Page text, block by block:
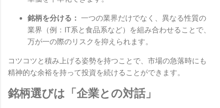
銘柄を分ける： 一つの業界だけでなく、異なる性質の
業界（例：IT系と食品系など）を組み合わせることで、
万が一の際のリスクを抑えられます。
コツコツと積み上げる姿勢を持つことで、市場の急落時にも
精神的な余裕を持って投資を続けることができます。
銘柄選びは「企業との対話」